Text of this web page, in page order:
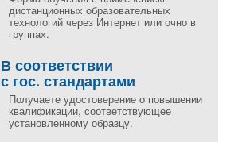
дистанционных образовательных
технологий через Интернет или очно в
группах.
В соответствии
с гос. стандартами
Получаете удостоверение о повышении
квалификации, соответствующее
установленному образцу.